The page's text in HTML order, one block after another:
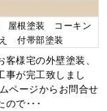
屋根塗装 コーキン
付帯部塗装
客様宅の外壁塗装、
事が完工致しまし
ページからお問合せ
ので･･･